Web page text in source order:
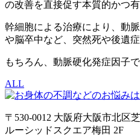
の改善を直接促す本質的かつ
幹細胞による治療により、動
や脳卒中など、突然死や後遺
もちろん、動脈硬化発症因子
ALL
〒530-0012 大阪府大阪市北区
ルーシッドスクエア梅田 2F